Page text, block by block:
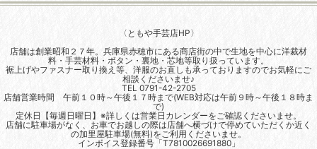
〈ともや手芸店HP〉
店舗は創業昭和２７年。兵庫県赤穂市にある商店街の中で生地を中心に洋裁材
料・手芸材料・ボタン・裏地・芯地等取り扱っています。
裾上げやファスナー取り換え等、洋服のお直しも承っておりますのでお気軽にご
相談くださいませ♪
TEL 0791-42-2705
店舗営業時間 午前１０時～午後１７時まで(WEB対応は午前９時～午後１８時ま
で)
定休日【毎週日曜日】※詳しくは営業日カレンダーをご確認くださいませ。
店舗に駐車場がなく、お車でお越しの際は店舗へ横づけで停めていただくか近く
の加里屋駐車場(無料)をご利用くださいませ。
インボイス登録番号「T7810026691880」